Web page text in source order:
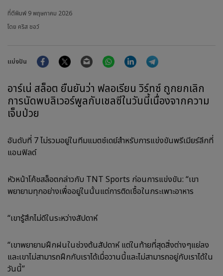
ที่ตีพิมพ์ 9 พฤษภาคม 2026
โดย คริส ชอว์
แบ่งปัน
FacebookTwitter Email WhatsAppLinkedIn
อาร์เน่ สล็อต ยืนยันว่า ฟลอเรียน วิร์ทซ์ ถูกยกเลิก
การนัดพบลิเวอร์พูลกับเชลซีในวันนี้เนื่องจากความ
เจ็บป่วย
อันดับที่ 7 ไม่รวมอยู่ในทีมแมตช์เดย์สำหรับการแข่งขันพรีเมียร์ลีกที่
แอนฟิลด์
หัวหน้าโค้ชสล็อตกล่าวกับ TNT Sports ก่อนการแข่งขัน: “เขา
พยายามทุกอย่างเพื่ออยู่ในนั้นแต่การติดเชื้อในกระเพาะอาหาร
“เขารู้สึกไม่ดีในระหว่างสัปดาห์
“เขาพยายามฝึกฝนในช่วงต้นสัปดาห์ แต่ในท้ายที่สุดสิ่งต่างๆแย่ลง
และเขาไม่สามารถฝึกกับเราได้เมื่อวานนี้และไม่สามารถอยู่กับเราได้ใน
วันนี้”